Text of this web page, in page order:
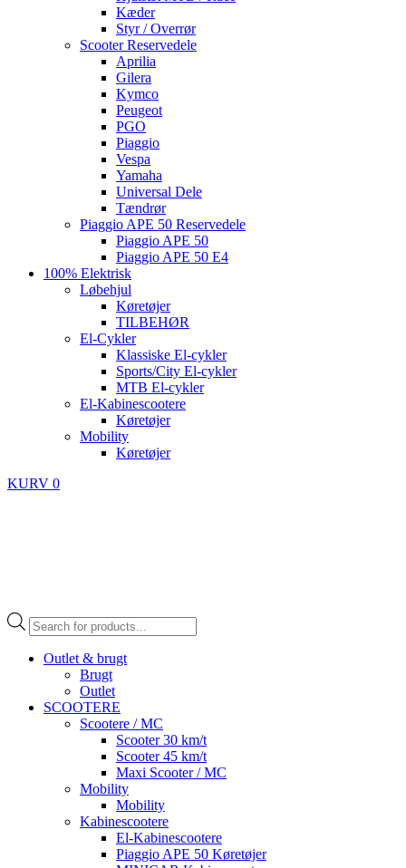
Kæder
Styr / Overrør
Scooter Reservedele
Aprilia
Gilera
Kymco
Peugeot
PGO
Piaggio
Vespa
Yamaha
Universal Dele
Tændrør
Piaggio APE 50 Reservedele
Piaggio APE 50
Piaggio APE 50 E4
100% Elektrisk
Løbehjul
Køretøjer
TILBEHØR
El-Cykler
Klassiske El-cykler
Sports/City El-cykler
MTB El-cykler
El-Kabinescootere
Køretøjer
Mobility
Køretøjer
KURV 0
Products
search
Outlet & brugt
Brugt
Outlet
SCOOTERE
Scootere / MC
Scooter 30 km/t
Scooter 45 km/t
Maxi Scooter / MC
Mobility
Mobility
Kabinescootere
El-Kabinescootere
Piaggio APE 50 Køretøjer